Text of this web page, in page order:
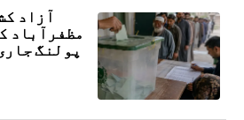
آزاد
مظفرآباد
پولنگ